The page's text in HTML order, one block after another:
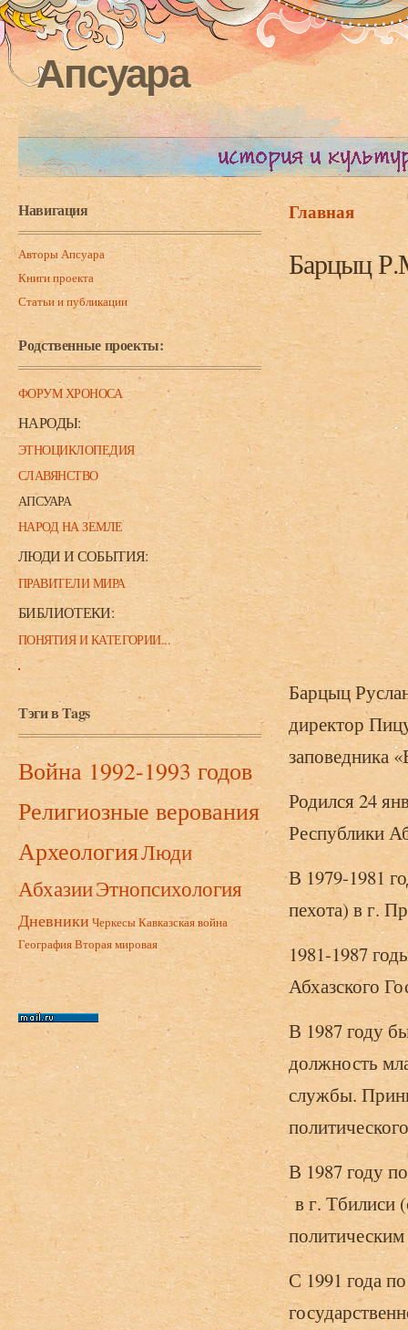
Апсуара
Навигация
Авторы Апсуара
Книги проекта
Статьи и публикации
Родственные проекты:
ФОРУМ ХРОНОСА
НАРОДЫ:
ЭТНОЦИКЛОПЕДИЯ
СЛАВЯНСТВО
АПСУАРА
НАРОД НА ЗЕМЛЕ
ЛЮДИ И СОБЫТИЯ:
ПРАВИТЕЛИ МИРА
БИБЛИОТЕКИ:
ПОНЯТИЯ И КАТЕГОРИИ...
Тэги в Tags
Война 1992-1993 годов
Религиозные верования
АрхеологияЛюди
АбхазииЭтнопсихология
Дневники ЧеркесыКавказская война
ГеографияВторая мировая
Вы здесь
Главная
Барцыц
Барцыц
директор
заповедника
Родился 24
Республики
В 1979-1981
пехота) в г.
1981-1987
Абхазского
В 1987 году
должность
службы.
В 1987 году
в г. Тбилиси
С 1991 года